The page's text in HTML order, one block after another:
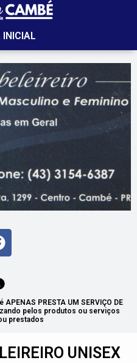
INICIAL
APENAS PRESTA UM SERVIÇO DE
pelos produtos ou serviços
prestados
UNISEX